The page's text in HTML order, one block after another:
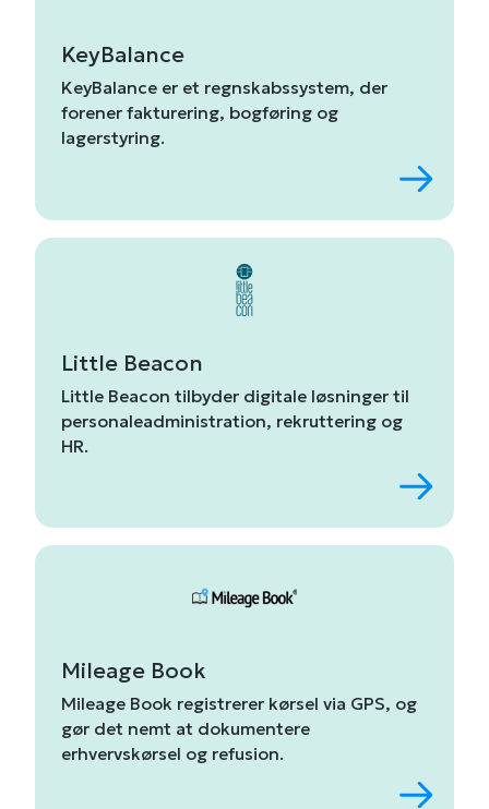
KeyBalance
KeyBalance er et regnskabssystem, der
forener fakturering, bogføring og
lagerstyring.
Little Beacon
Little Beacon tilbyder digitale løsninger til
personaleadministration, rekruttering og
HR.
Mileage Book
Mileage Book registrerer kørsel via GPS, og
gør det nemt at dokumentere
erhvervskørsel og refusion.